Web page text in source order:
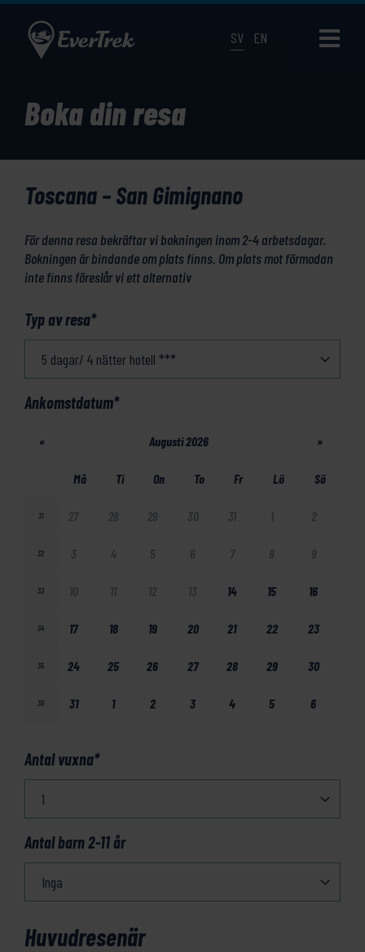
SV EN
Boka din resa
Toscana – San Gimignano
För denna resa bekräftar vi bokningen inom 2-4 arbetsdagar.
Bokningen är bindande om plats finns. Om plats mot förmodan
inte finns föreslår vi ett alternativ
Typ av resa*
Ankomstdatum*
« Augusti 2026 »
Må Ti On To Fr Lö Sö
31 27 28 29 30 31 1 2
32 3 4 5 6 7 8 9
33 10 11 12 13 14 15 16
34 17 18 19 20 21 22 23
35 24 25 26 27 28 29 30
36 31 1 2 3 4 5 6
Antal vuxna*
Antal barn 2-11 år
Huvudresenär